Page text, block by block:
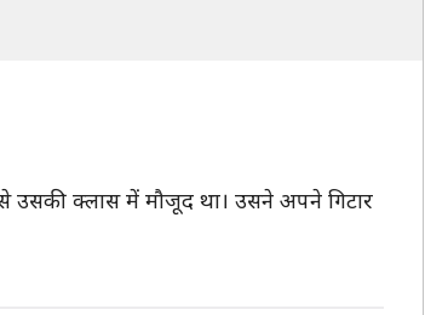
क्लास में मौजूद था। उसने अपने गिटार